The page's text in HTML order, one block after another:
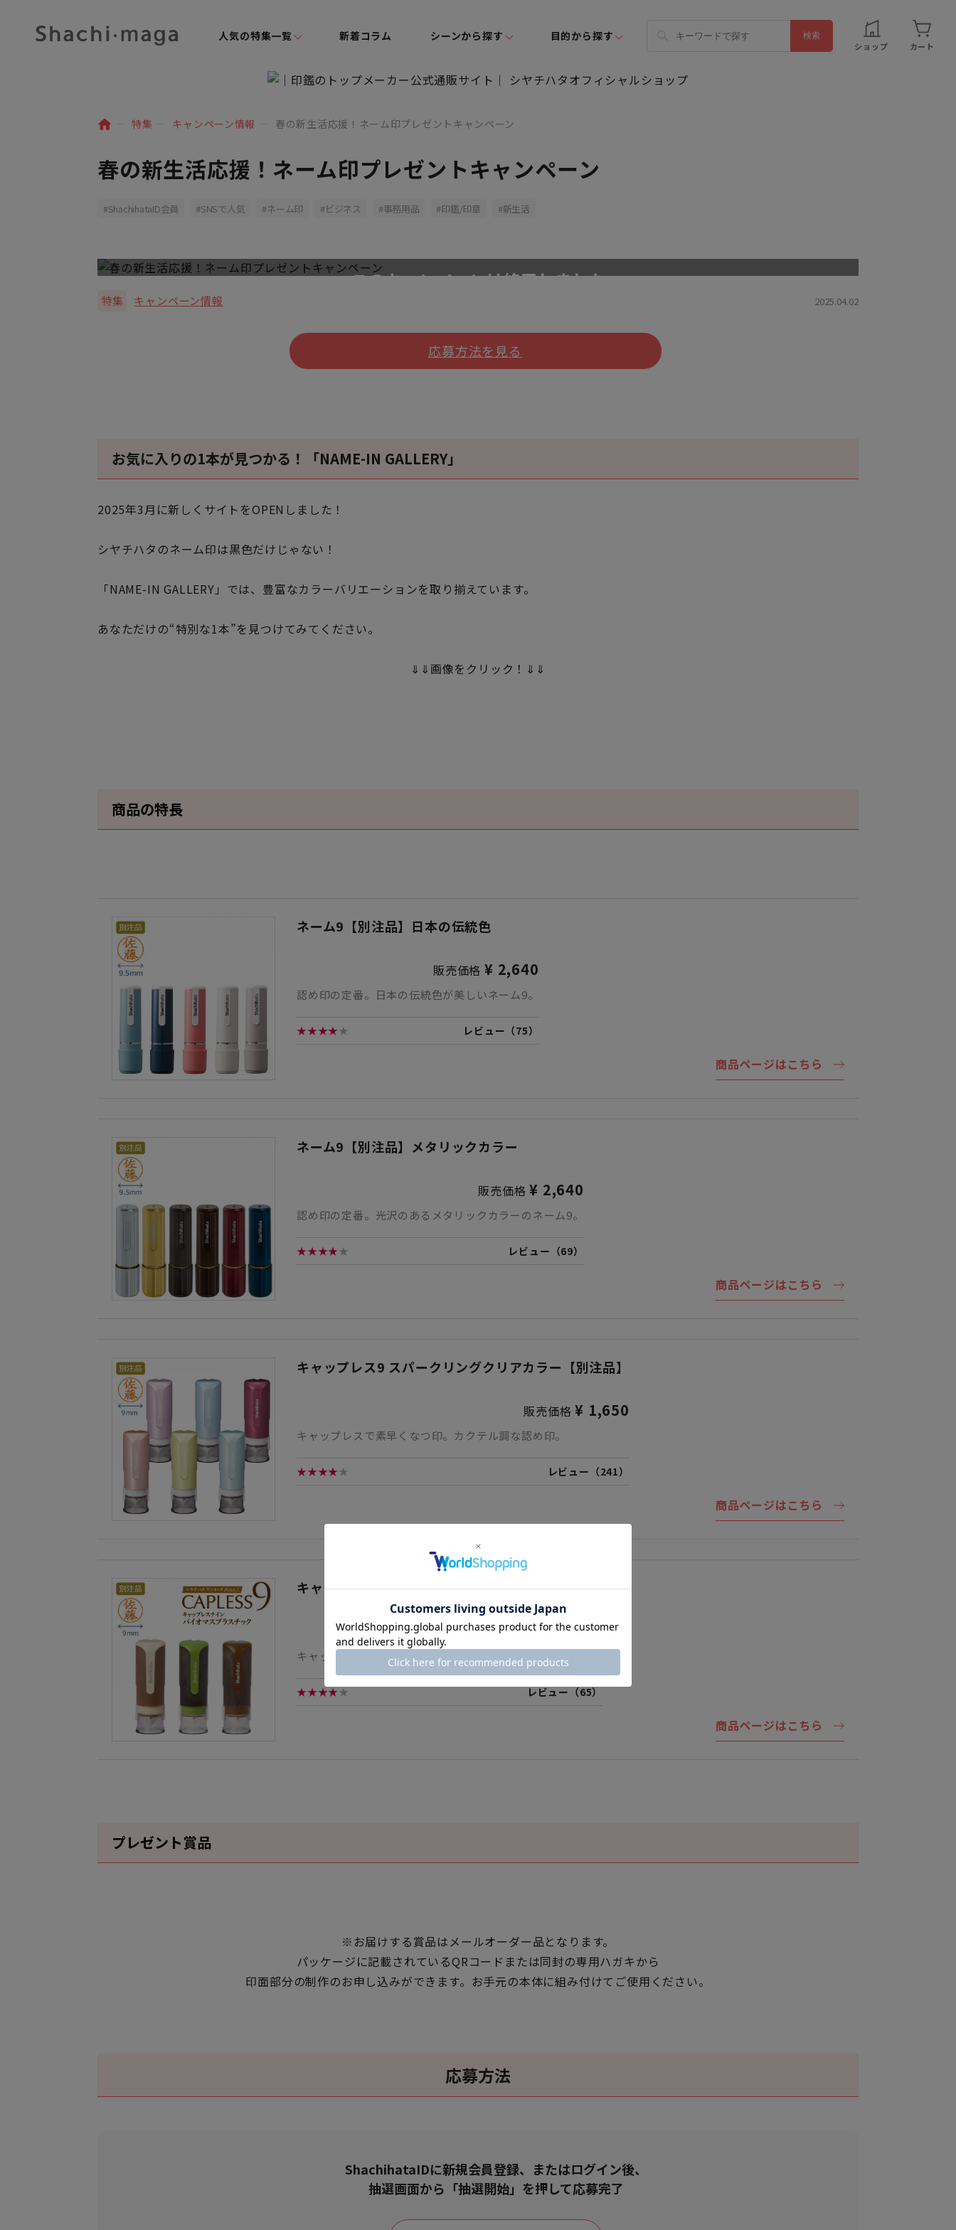
人気の特集一覧 新着コラム シーンから探す 目的から探す
ショップ カート
特集 キャンペーン情報 春の新生活応援！ネーム印プレゼントキャンペーン
春の新生活応援！ネーム印プレゼントキャンペーン
ShachihataID会員 SNSで人気 ネーム印 ビジネス 事務用品 印鑑/印章 新生活
特集 キャンペーン情報 2025.04.02
応募方法を見る
お気に入りの1本が見つかる！「NAME-IN GALLERY」
2025年3月に新しくサイトをOPENしました！
シヤチハタのネーム印は黒色だけじゃない！
「NAME-IN GALLERY」では、豊富なカラーバリエーションを取り揃えています。
あなただけの“特別な1本”を見つけてみてください。
⇓⇓画像をクリック！⇓⇓
商品の特長
ネーム9【別注品】日本の伝統色
販売価格 ¥ 2,640
認め印の定番。日本の伝統色が美しいネーム9。
★★★★★ レビュー（75）
商品ページはこちら
ネーム9【別注品】メタリックカラー
販売価格¥ 2,640
認め印の定番。光沢のあるメタリックカラーのネーム9。
★★★★★ レビュー（69）
商品ページはこちら
キャップレス9 スパークリングクリアカラー【別注品】
販売価格¥ 1,650
キャップレスで素早くなつ印。カクテル調な認め印。
★★★★★ レビュー（241）
商品ページはこちら
キャップレス9 バイオマスプラスチック【別注品】
販売価格¥ 1,760
キャップレスで素早くなつ印。サステナブルな認め印。
★★★★★ レビュー（65）
商品ページはこちら
プレゼント賞品
※お届けする賞品はメールオーダー品となります。
パッケージに記載されているQRコードまたは同封の専用ハガキから
印面部分の制作のお申し込みができます。お手元の本体に組み付けてご使用ください。
応募方法
ShachihataIDに新規会員登録、またはログイン後、
抽選画面から「抽選開始」を押して応募完了